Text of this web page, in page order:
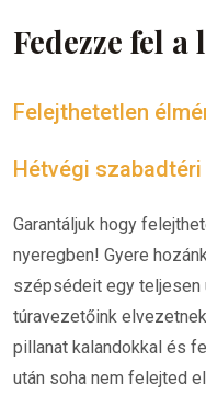
Fedezze fel a
Felejthetetlen
Hétvégi
Garantáljuk hogy
nyeregben! Gyere
szépsédeit egy
túravezetőink
pillanat kalandokkal és
után soha nem felejted